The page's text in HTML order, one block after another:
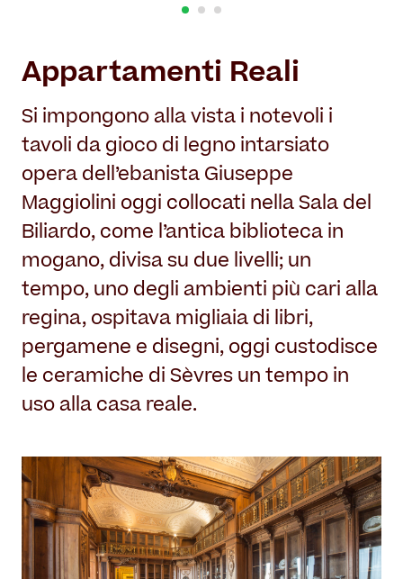
Appartamenti Reali
Si impongono alla vista i notevoli i
tavoli da gioco di legno intarsiato
opera dell’ebanista Giuseppe
Maggiolini oggi collocati nella Sala del
Biliardo, come l’antica biblioteca in
mogano, divisa su due livelli; un
tempo, uno degli ambienti più cari alla
regina, ospitava migliaia di libri,
pergamene e disegni, oggi custodisce
le ceramiche di Sèvres un tempo in
uso alla casa reale.